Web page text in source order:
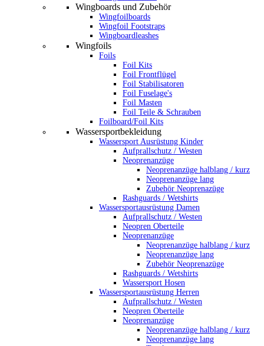
Wingboards und Zubehör
Wingfoilboards
Wingfoil Footstraps
Wingboardleashes
Wingfoils
Foils
Foil Kits
Foil Frontflügel
Foil Stabilisatoren
Foil Fuselage's
Foil Masten
Foil Teile & Schrauben
Foilboard/Foil Kits
Wassersportbekleidung
Wassersport Ausrüstung Kinder
Aufprallschutz / Westen
Neoprenanzüge
Neoprenanzüge halblang / kurz
Neoprenanzüge lang
Zubehör Neoprenazüge
Rashguards / Wetshirts
Wassersportausrüstung Damen
Aufprallschutz / Westen
Neopren Oberteile
Neoprenanzüge
Neoprenanzüge halblang / kurz
Neoprenanzüge lang
Zubehör Neoprenazüge
Rashguards / Wetshirts
Wassersport Hosen
Wassersportausrüstung Herren
Aufprallschutz / Westen
Neopren Oberteile
Neoprenanzüge
Neoprenanzüge halblang / kurz
Neoprenanzüge lang